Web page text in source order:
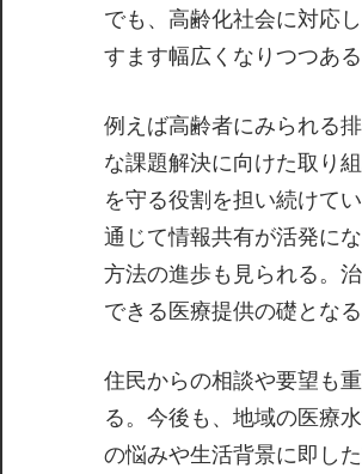
でも、高齢化社会に対応
すます幅広くなりつつある
例えば高齢者にみられる
な課題解決に向けた取り
を守る役割を担い続けて
通じて情報共有が活発に
方法の進歩も見られる。
できる医療提供の礎となる
住民からの相談や要望も
る。今後も、地域の医療
の悩みや生活背景に即し